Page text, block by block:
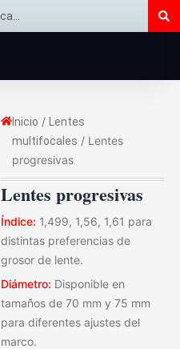
Inicio /
Lentes
multifocales / Lentes
progresivas
Lentes progresivas
Índice: 1,499, 1,56, 1,61 para
distintas preferencias de
grosor de lente.
Diámetro: Disponible en
tamaños de 70 mm y 75 mm
para diferentes ajustes del
marco.